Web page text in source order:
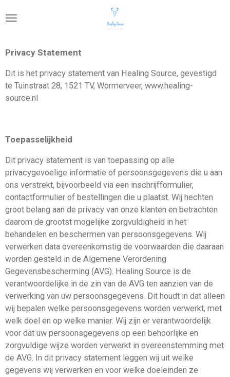
direct
de
hoofdinhoud
Privacy Statement
Dit is het privacy statement van Healing Source, gevestigd
te Tuinstraat 28, 1521 TV, Wormerveer, www.healing-
source.nl
Toepasselijkheid
Dit privacy statement is van toepassing op alle
privacygevoelige informatie of persoonsgegevens die u aan
ons verstrekt, bijvoorbeeld via een inschrijfformulier,
contactformulier of bestellingen die u plaatst. Wij hechten
groot belang aan de privacy van onze klanten en betrachten
daarom de grootst mogelijke zorgvuldigheid in het
behandelen en beschermen van persoonsgegevens. Wij
verwerken data overeenkomstig de voorwaarden die daaraan
worden gesteld in de Algemene Verordening
Gegevensbescherming (AVG). Healing Source is de
verantwoordelijke in de zin van de AVG ten aanzien van de
verwerking van uw persoonsgegevens. Dit houdt in dat alleen
wij bepalen welke persoonsgegevens worden verwerkt, met
welk doel en op welke manier. Wij zijn er verantwoordelijk
voor dat uw persoonsgegevens op een behoorlijke en
zorgvuldige wijze worden verwerkt in overeenstemming met
de AVG. In dit privacy statement leggen wij uit welke
gegevens wij verwerken en voor welke doeleinden ze